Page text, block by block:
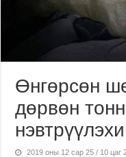
Өнгөрсөн
дөрвөн
2019 оны 12 сар 25 / 10 цаг